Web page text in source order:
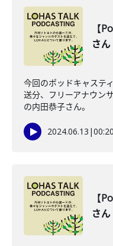
【
さん
今回のポッドキャステ
送分、フリーアナウン
の内田恭子さん。
2024.06.13 |
【
さん